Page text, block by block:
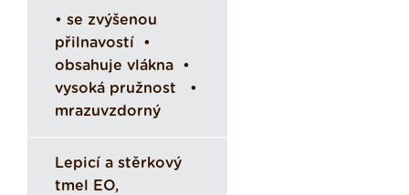
• se zvýšenou
přilnavostí •
obsahuje vlákna •
vysoká pružnost •
mrazuvzdorný
Lepicí a stěrkový
tmel EO,